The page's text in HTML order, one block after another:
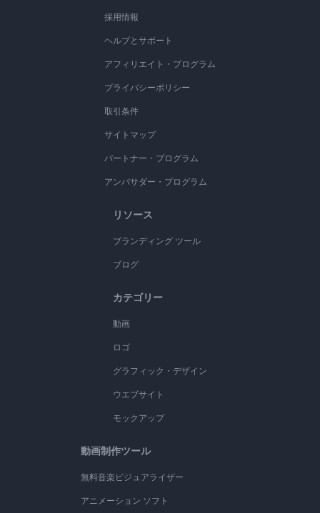
採用情報
ヘルプとサポート
アフィリエイト・プログラム
プライバシーポリシー
取引条件
サイトマップ
パートナー・プログラム
アンバサダー・プログラム
リソース
ブランディング ツール
ブログ
カテゴリー
動画
ロゴ
グラフィック・デザイン
ウエブサイト
モックアップ
動画制作ツール
無料音楽ビジュアライザー
アニメーション ソフト